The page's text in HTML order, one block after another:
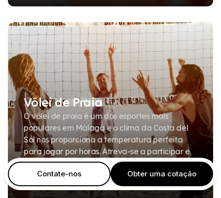
Vôlei de Praia
O vôlei de praia é um dos esportes mais
populares em Málaga e o clima da Costa del
Sol nos proporciona a temperatura perfeita
para jogar por horas. Atreva-se a participar e
fazer um pouco de esporte conosco!
Contate-nos Obter uma cotação